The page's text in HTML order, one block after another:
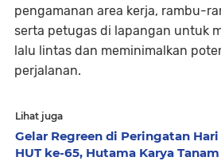
pengamanan area kerja, rambu-
serta petugas di lapangan untuk
lalu lintas dan meminimalkan
perjalanan.
Lihat juga
Gelar Regreen di Peringatan
HUT ke-65, Hutama Karya